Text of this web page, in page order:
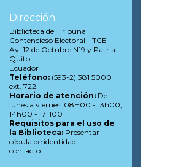
Dirección
Biblioteca del Tribunal
Contencioso Electoral - TCE
Av. 12 de Octubre N19 y Patria
Quito
Ecuador
Teléfono: (593-2) 381 5000
ext. 722
Horario de atención: De
lunes a viernes: 08H00 - 13h00,
14h00 - 17H00
Requisitos para el uso de
la Biblioteca: Presentar
cédula de identidad
contacto